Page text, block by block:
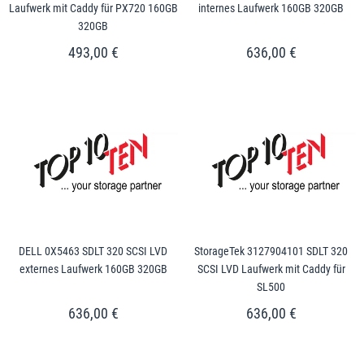
Laufwerk mit Caddy für PX720 160GB
320GB
493,00 €
internes Laufwerk 160GB 320GB
636,00 €
DELL 0X5463 SDLT 320 SCSI LVD
externes Laufwerk 160GB 320GB
636,00 €
StorageTek 3127904101 SDLT 320
SCSI LVD Laufwerk mit Caddy für
SL500
636,00 €